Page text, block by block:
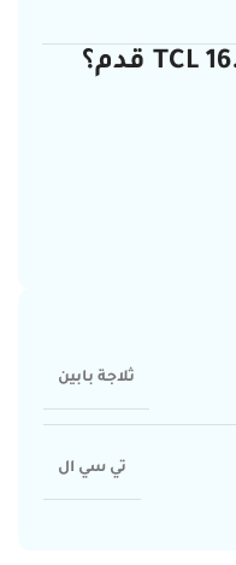
ثلاجة بابين
تي سي ال